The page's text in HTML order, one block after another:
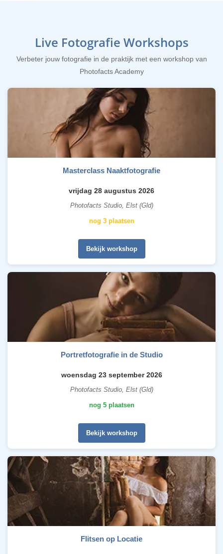
Live Fotografie Workshops
Verbeter jouw fotografie in de praktijk met een workshop van
Photofacts Academy
Masterclass Naaktfotografie
vrijdag 28 augustus 2026
Photofacts Studio, Elst (Gld)
nog 3 plaatsen
Bekijk workshop
Portretfotografie in de Studio
woensdag 23 september 2026
Photofacts Studio, Elst (Gld)
nog 5 plaatsen
Bekijk workshop
Flitsen op Locatie